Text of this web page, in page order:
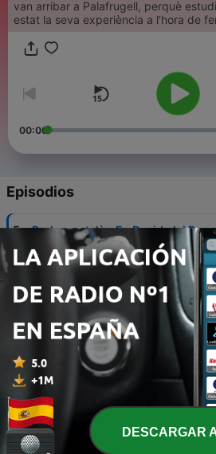
van arribar a Palafrugell, perquè
estat la seva experiència a l’hora de
00:00
Episodios
5 - Parlem català - En David, del
25 jul. 2024
Parlem català - La Kauutar, del
01 sep. 2024
3 - Parlem català - En Javier, de
08 sep. 2024
2 - Parlem català - La Patri,
09 sep. 2024
1 - Parlem català - La Patty,DESCARGAR